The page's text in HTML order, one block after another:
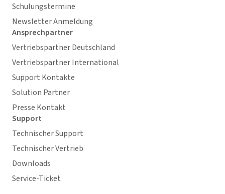
Schulungstermine
Newsletter Anmeldung
Ansprechpartner
Vertriebspartner Deutschland
Vertriebspartner International
Support Kontakte
Solution Partner
Presse Kontakt
Support
Technischer Support
Technischer Vertrieb
Downloads
Service-Ticket